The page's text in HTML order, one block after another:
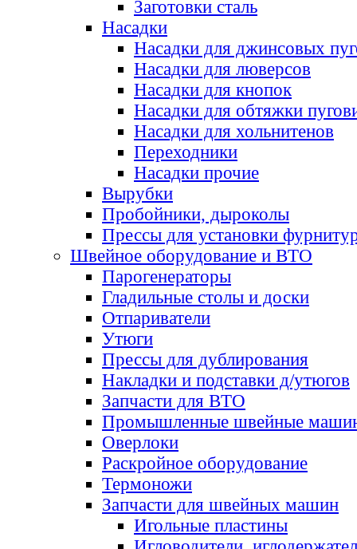
Заготовки сталь
Насадки
Насадки для джинсовых
Насадки для люверсов
Насадки для кнопок
Насадки для обтяжки
Насадки для хольнитенов
Переходники
Насадки прочие
Вырубки
Пробойники, дыроколы
Прессы для установки
Швейное оборудование и ВТО
Парогенераторы
Гладильные столы и доски
Отпариватели
Утюги
Прессы для дублирования
Накладки и подставки д/утюгов
Запчасти для ВТО
Промышленные швейные
Оверлоки
Раскройное оборудование
Термоножи
Запчасти для швейных машин
Игольные пластины